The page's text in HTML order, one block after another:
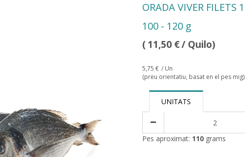
ORADA VIVER
100 - 120 g
(11,50 €/ Quilo)
5,75 € / Un
(preu orientatiu, basat en el pes mig)
UNITATS
Pes aproximat: 110 grams